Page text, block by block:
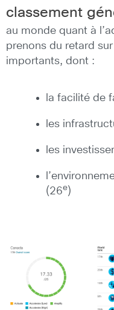
classement
au monde quant à
prenons du retard
importants, dont :
la facilité de
les
les
(26e)